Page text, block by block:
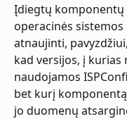
Įdiegtų
operacinės
atnaujinti,
kad versijos, į
naudojamos
bet kurį
jo duomenų